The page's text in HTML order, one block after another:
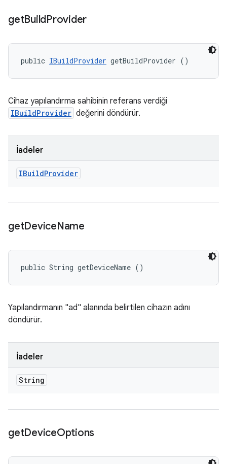
getBuildProvider
public IBuildProvider getBuildProvider ()
Cihaz yapılandırma sahibinin referans verdiği
IBuildProvider değerini döndürür.
İadeler
IBuildProvider
getDeviceName
public String getDeviceName ()
Yapılandırmanın "ad" alanında belirtilen cihazın adını
döndürür.
İadeler
String
getDeviceOptions